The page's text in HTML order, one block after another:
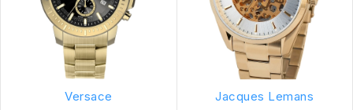
Versace
Jacques Lemans